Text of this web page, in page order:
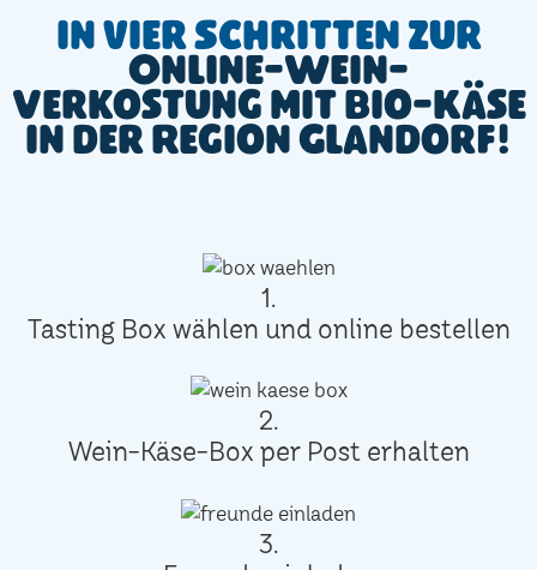
In vier Schritten zur
Online-Wein-
Verkostung mit Bio-Käse
in der Region Glandorf!
1.
Tasting Box wählen und online bestellen
2.
Wein-Käse-Box per Post erhalten
3.